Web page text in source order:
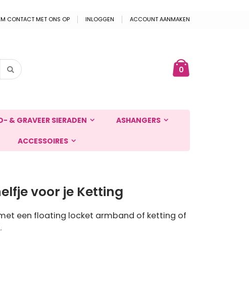
CONTACT MET ONS OP INLOGGEN ACCOUNT AANMAKEN
0producten
Zoek
& GRAVEER SIERADEN ASHANGERS
ACCESSOIRES
voor je Ketting
een floating locket armband of ketting of